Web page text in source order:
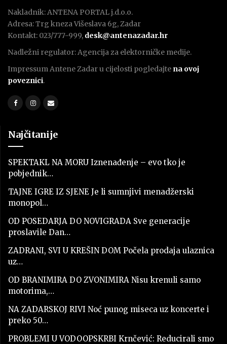
Nakladnik: ANTENA PORTAL j.d.o.o.
Adresa: Trg kneza Višeslava 6g, Zadar
Kontakt: 023/777-999, desk@antenazadar.hr
Nadležni regulator: Agencija za elektorničke medije.
Impressum Antene Zadar u cijelosti pogledajte na ovoj
poveznici.
Najčitanije
SPEKTAKL NA MORU Iznenađenje – evo tko je
pobjednik…
TAJNE IGRE IZ SJENE Je li sumnjivi menadžerski
monopol…
OD POSEDARJA DO NOVIGRADA Sve generacije
proslavile Dan…
ZADRANI, SVI U KREŠIN DOM Počela prodaja ulaznica
uz…
OD BRANIMIRA DO ZVONIMIRA Nisu krenuli samo
motorima,…
NA ZADARSKOJ RIVI Noć punog miseca uz koncerte i
preko 50…
PROBLEMI U VODOOPSKRBI Krnčević: Reducirali smo